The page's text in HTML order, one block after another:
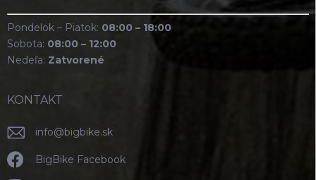
Pondelok – Piatok: 08:00 – 18:00
Sobota: 08:00 – 12:00
Nedeľa: Zatvorené
KONTAKT
info@bigbike.sk
BigBike Facebook